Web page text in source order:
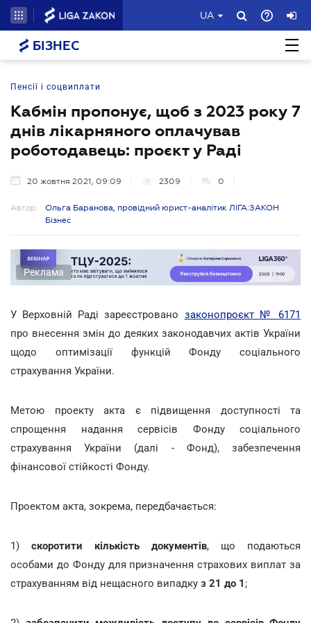
UA
БІЗНЕС
Пенсії і соцвиплати
Кабмін пропонує, щоб з 2023 року 7
днів лікарняного оплачував
роботодавець: проєкт у Раді
20 жовтня 2021, 09:09 2309 0
Автор:
Ольга Баранова, провідний юрист-аналітик ЛІГА:ЗАКОН
Бізнес
Реклама
У Верховній Раді зареєстровано законопроєкт № 6171
про внесення змін до деяких законодавчих актів України
щодо оптимізації функцій Фонду соціального
страхування України.
Метою проекту акта є підвищення доступності та
спрощення надання сервісів Фонду соціального
страхування України (далі - Фонд), забезпечення
фінансової стійкості Фонду.
Проектом акта, зокрема, передбачається:
1) скоротити кількість документів, що подаються
особами до Фонду для призначення страхових виплат за
страхуванням від нещасного випадку з 21 до 1 ;